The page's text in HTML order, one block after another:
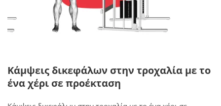
Κάμψεις δικεφάλων στην τροχαλία με το
ένα χέρι σε προέκταση